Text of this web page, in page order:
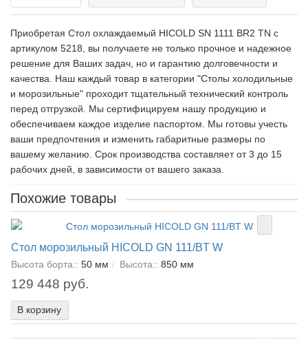
Приобретая Стол охлаждаемый HICOLD SN 1111 BR2 TN c
артикулом 5218, вы получаете не только прочное и надежное
решение для Ваших задач, но и гарантию долговечности и
качества. Наш каждый товар в категории "Столы холодильные
и морозильные" проходит тщательный технический контроль
перед отгрузкой. Мы сертифицируем нашу продукцию и
обеспечиваем каждое изделие паспортом. Мы готовы учесть
ваши предпочтения и изменить габаритные размеры по
вашему желанию. Срок производства составляет от 3 до 15
рабочих дней, в зависимости от вашего заказа.
Похожие товары
Стол морозильный HICOLD GN 111/BT W
Высота борта:: 50 мм Высота:: 850 мм
129 448 руб.
В корзину